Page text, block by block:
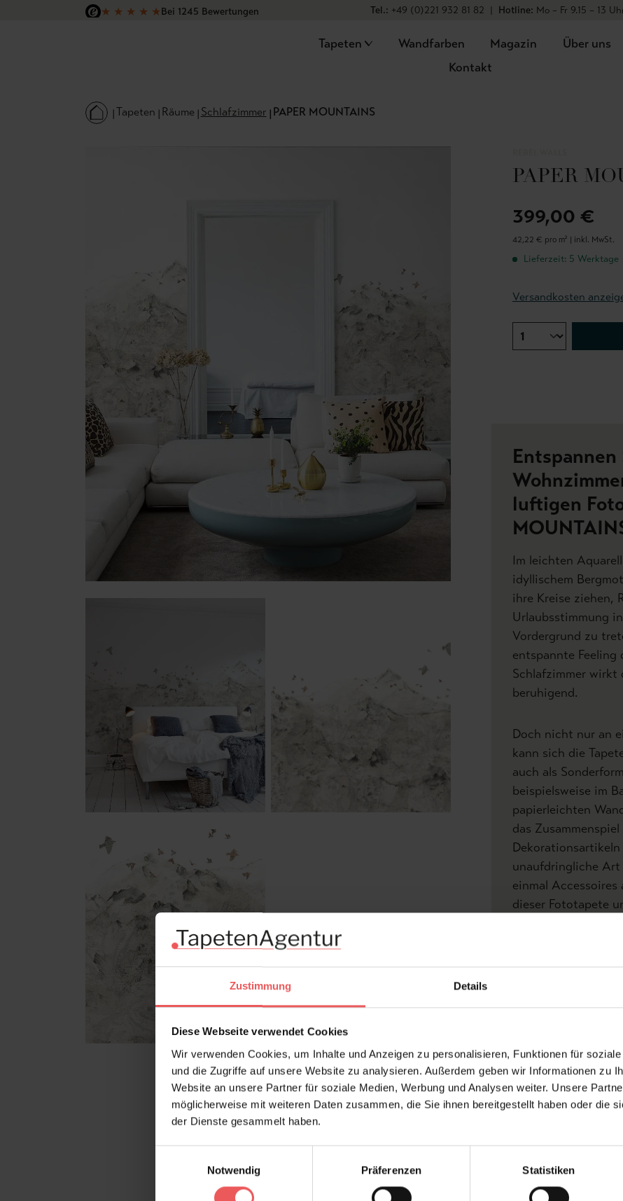
Zustimmung Details
Diese Webseite verwendet Cookies
Wir verwenden Cookies, um Inhalte und Anzeigen zu personalisieren, Funktionen für
und die Zugriffe auf unsere Website zu analysieren. Außerdem geben wir Informationen zu
Website an unsere Partner für soziale Medien, Werbung und Analysen weiter. Unsere
möglicherweise mit weiteren Daten zusammen, die Sie ihnen bereitgestellt haben oder die
der Dienste gesammelt haben.
Notwendig
Präferenzen Statistiken
Hauptinhalt springen
Zur Suche springen
Zur Hauptnavigation springen
★ ★ ★ ★ ★Bei 1245 Bewertungen
Tel.: +49 (0)221 932 81 82 | Hotline: Mo – Fr 9.15 – 13
Tapeten Wandfarben Magazin
Über uns
Kontakt
Tapeten Räume Schlafzimmer PAPER MOUNTAINS
PAPER
399,00 €
42,22 € pro m² | inkl. MwSt.
Lieferzeit: 5 Werktage
Versandkosten
luftigen
Im leichten
idyllischem
ihre Kreise ziehen,
Urlaubsstimmung
Vordergrund zu
entspannte Feeling
Schlafzimmer wirkt
beruhigend.
Doch nicht nur an
kann sich die
auch als
beispielsweise im
papierleichten
das
unaufdringliche Art
einmal
dieser Fototapete
Auf Anfrage sind
...weitere
Abmessungen: